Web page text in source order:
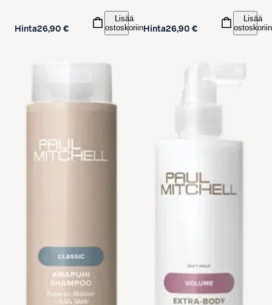
Hinta26,90 €
Lisää
ostoskoriin Hinta26,90 €
Lisää
ostoskoriin